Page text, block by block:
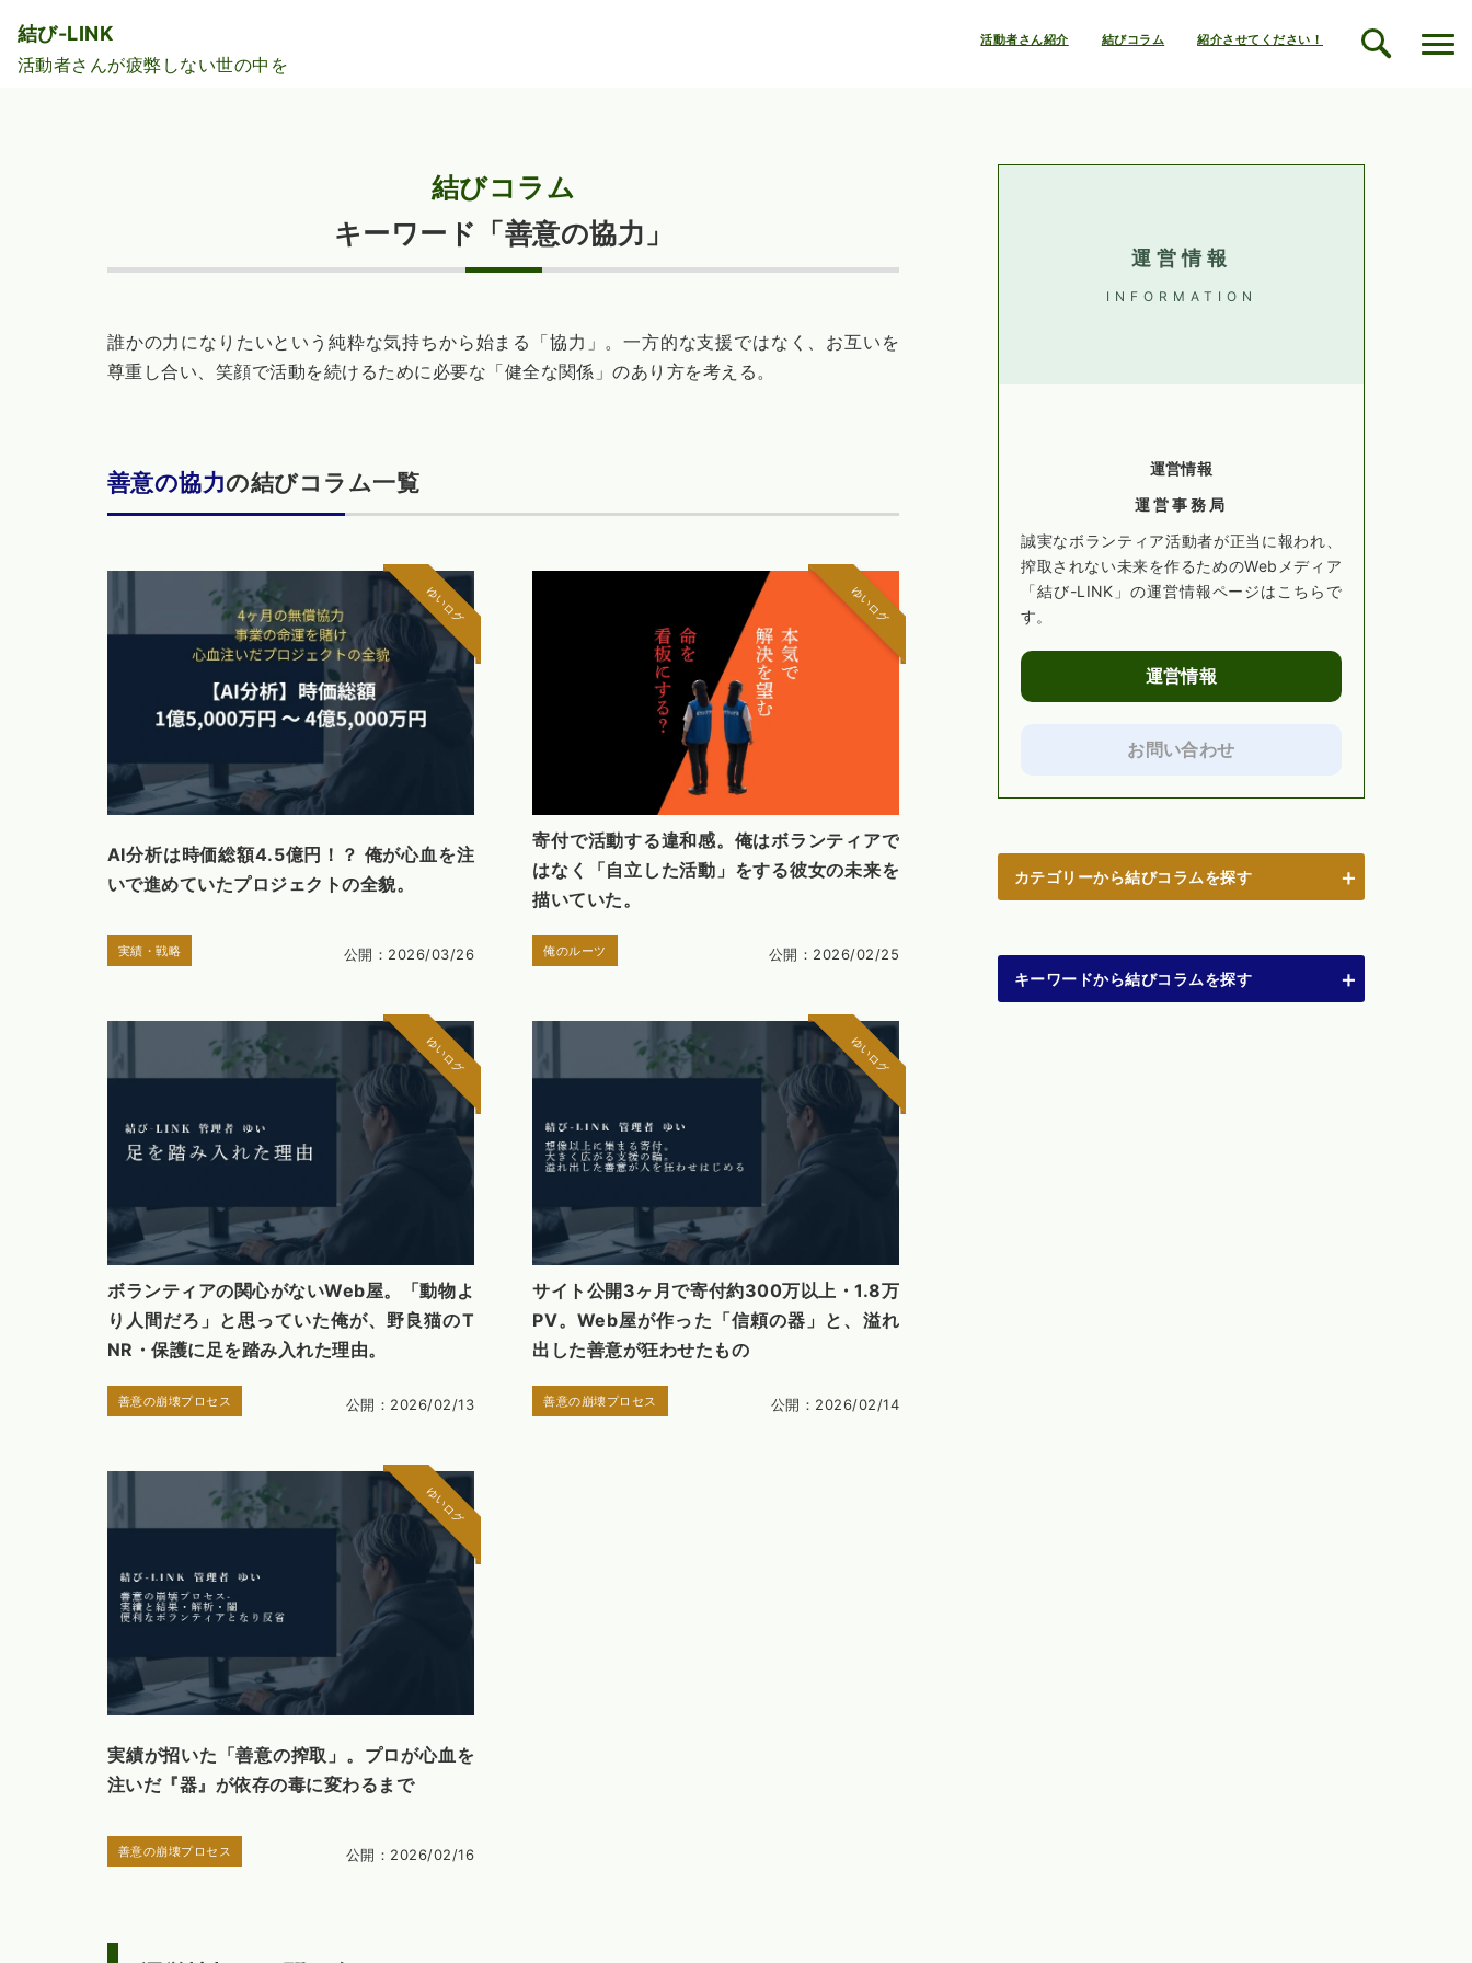
結び-LINK
活動者さんが疲弊しない世の中を
活動者さん紹介 結びコラム 紹介させてください！
結びコラム
キーワード「善意の協力」
誰かの力になりたいという純粋な気持ちから始まる「協力」。一方的な支援ではなく、お互いを
尊重し合い、笑顔で活動を続けるために必要な「健全な関係」のあり方を考える。
善意の協力の結びコラム一覧
AI分析は時価総額4.5億円！？ 俺が心血を注
いで進めていたプロジェクトの全貌。
実績・戦略 公開：2026/03/26
ゆいログ
寄付で活動する違和感。俺はボランティアで
はなく「自立した活動」をする彼女の未来を
描いていた。
俺のルーツ 公開：2026/02/25
ゆいログ
ボランティアの関心がないWeb屋。「動物よ
り人間だろ」と思っていた俺が、野良猫のT
NR・保護に足を踏み入れた理由。
善意の崩壊プロセス 公開：2026/02/13
ゆいログ
サイト公開3ヶ月で寄付約300万以上・1.8万
PV。Web屋が作った「信頼の器」と、溢れ
出した善意が狂わせたもの
善意の崩壊プロセス 公開：2026/02/14
ゆいログ
実績が招いた「善意の搾取」。プロが心血を
注いだ『器』が依存の毒に変わるまで
善意の崩壊プロセス 公開：2026/02/16
ゆいログ
運営情報
INFORMATION
運営情報
運営事務局
誠実なボランティア活動者が正当に報われ、
搾取されない未来を作るためのWebメディア
「結び-LINK」の運営情報ページはこちらで
す。
運営情報
お問い合わせ
カテゴリーから結びコラムを探す
キーワードから結びコラムを探す